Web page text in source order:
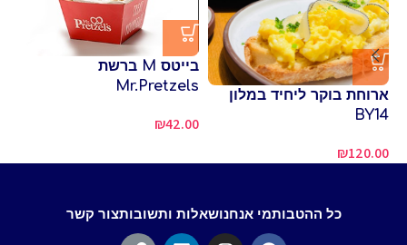
ארוחת בוקר ליחיד במלון
BY14
₪120.00
בייטס M ברשת
Mr.Pretzels
₪42.00
כל ההטבותמי אנחנושאלות ותשובותצור קשר